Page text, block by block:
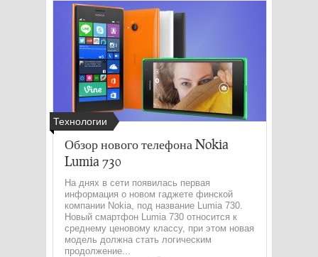
Технологии
Обзор нового телефона Nokia
Lumia 730
На днях в сети появилась первая
информация о новом гаджете финской
компании Nokia, под название Lumia 730.
Новый смартфон Lumia 730 относится к
среднему ценовому классу, при этом новая
модель должна стать логическим
продолжение...